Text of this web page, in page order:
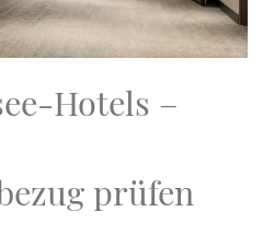
Hotels –
prüfen